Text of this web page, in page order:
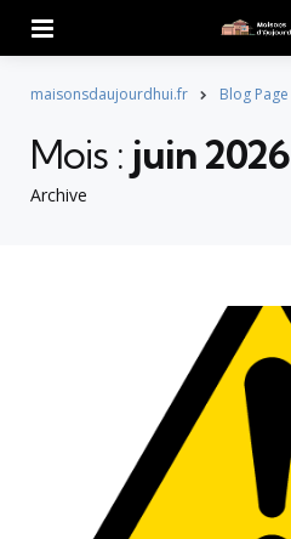
maisonsdaujourdhui.fr Blog Page
Archive
Mois : juin 2026